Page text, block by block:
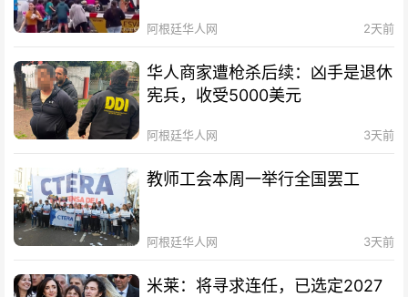
阿根廷华人网 2天前
华人商家遭枪杀后续：凶手是退休
宪兵，收受5000美元
阿根廷华人网 3天前
教师工会本周一举行全国罢工
阿根廷华人网 3天前
米莱：将寻求连任，已选定2027